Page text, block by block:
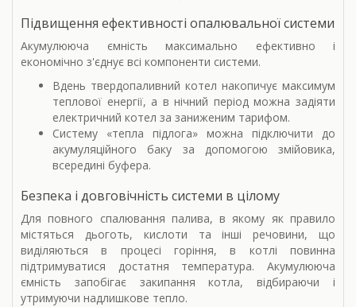
Підвищення ефективності опалювальної системи
Акумулююча ємність максимально ефективно і
економічно з'єднує всі компоненти системи.
Вдень твердопаливний котел накопичує максимум
теплової енергії, а в нічний період можна задіяти
електричний котел за заниженим тарифом.
Систему «тепла підлога» можна підключити до
акумуляційного баку за допомогою змійовика,
всередині буфера.
Безпека і довговічність системи в цілому
Для повного спалювання палива, в якому як правило
містяться дьоготь, кислоти та інші речовини, що
виділяються в процесі горіння, в котлі повинна
підтримуватися достатня температура. Акумулююча
ємність запобігає закипання котла, відбираючи і
утримуючи надлишкове тепло.